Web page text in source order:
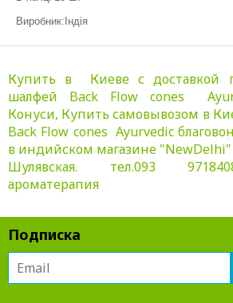
Виробник:Індія
Купить в Киеве с доставкой
шалфей Back Flow cones
Конуси, Купить самовывозом в
Back Flow cones Ayurvedic
в индийском магазине
Шулявская. тел.093
ароматерапия
Подписка